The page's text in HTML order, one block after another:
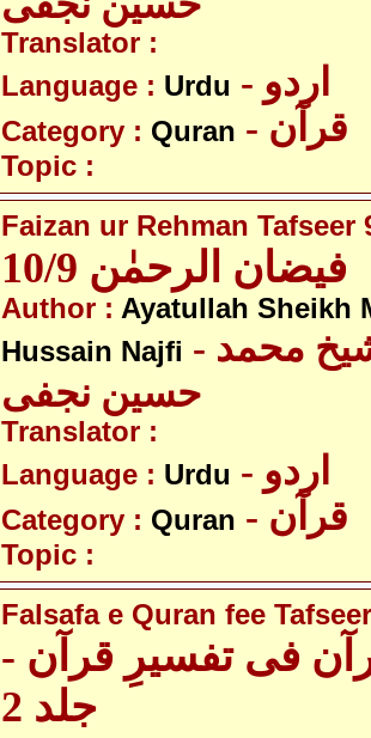
Translator :
Language : Urdu - اردو
Category : Quran - قرآن
Topic :
Faizan ur Rehman Tafseer
فیضان الرحمٰن 10/9
Author : Ayatullah Sheikh
Hussain Najfi - آیت اللہ شیخ محمد
حسین نجفی
Translator :
Language : Urdu - اردو
Category : Quran - قرآن
Topic :
Falsafa e Quran fee
فی تفسیرِ قرآن -
جلد 2